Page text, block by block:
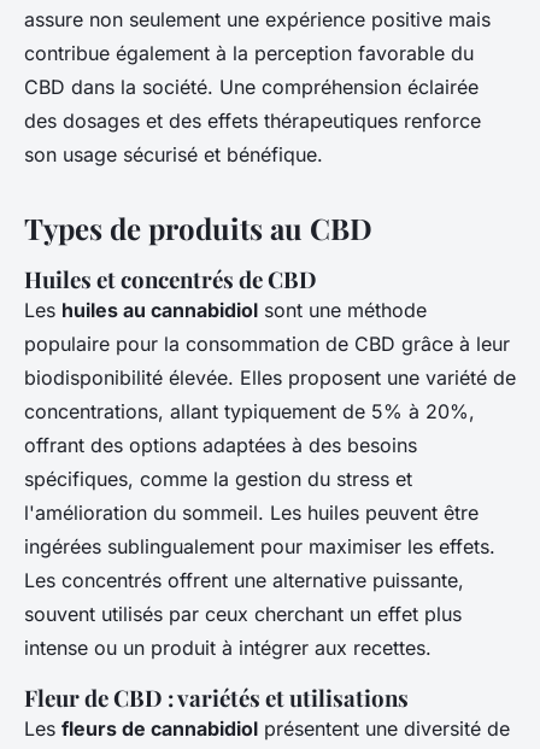
assure non seulement une expérience positive mais
contribue également à la perception favorable du
CBD dans la société. Une compréhension éclairée
des dosages et des effets thérapeutiques renforce
son usage sécurisé et bénéfique.
Types de produits au CBD
Huiles et concentrés de CBD
Les huiles au cannabidiol sont une méthode
populaire pour la consommation de CBD grâce à leur
biodisponibilité élevée. Elles proposent une variété de
concentrations, allant typiquement de 5% à 20%,
offrant des options adaptées à des besoins
spécifiques, comme la gestion du stress et
l'amélioration du sommeil. Les huiles peuvent être
ingérées sublingualement pour maximiser les effets.
Les concentrés offrent une alternative puissante,
souvent utilisés par ceux cherchant un effet plus
intense ou un produit à intégrer aux recettes.
Fleur de CBD : variétés et utilisations
Les fleurs de cannabidiol présentent une diversité de